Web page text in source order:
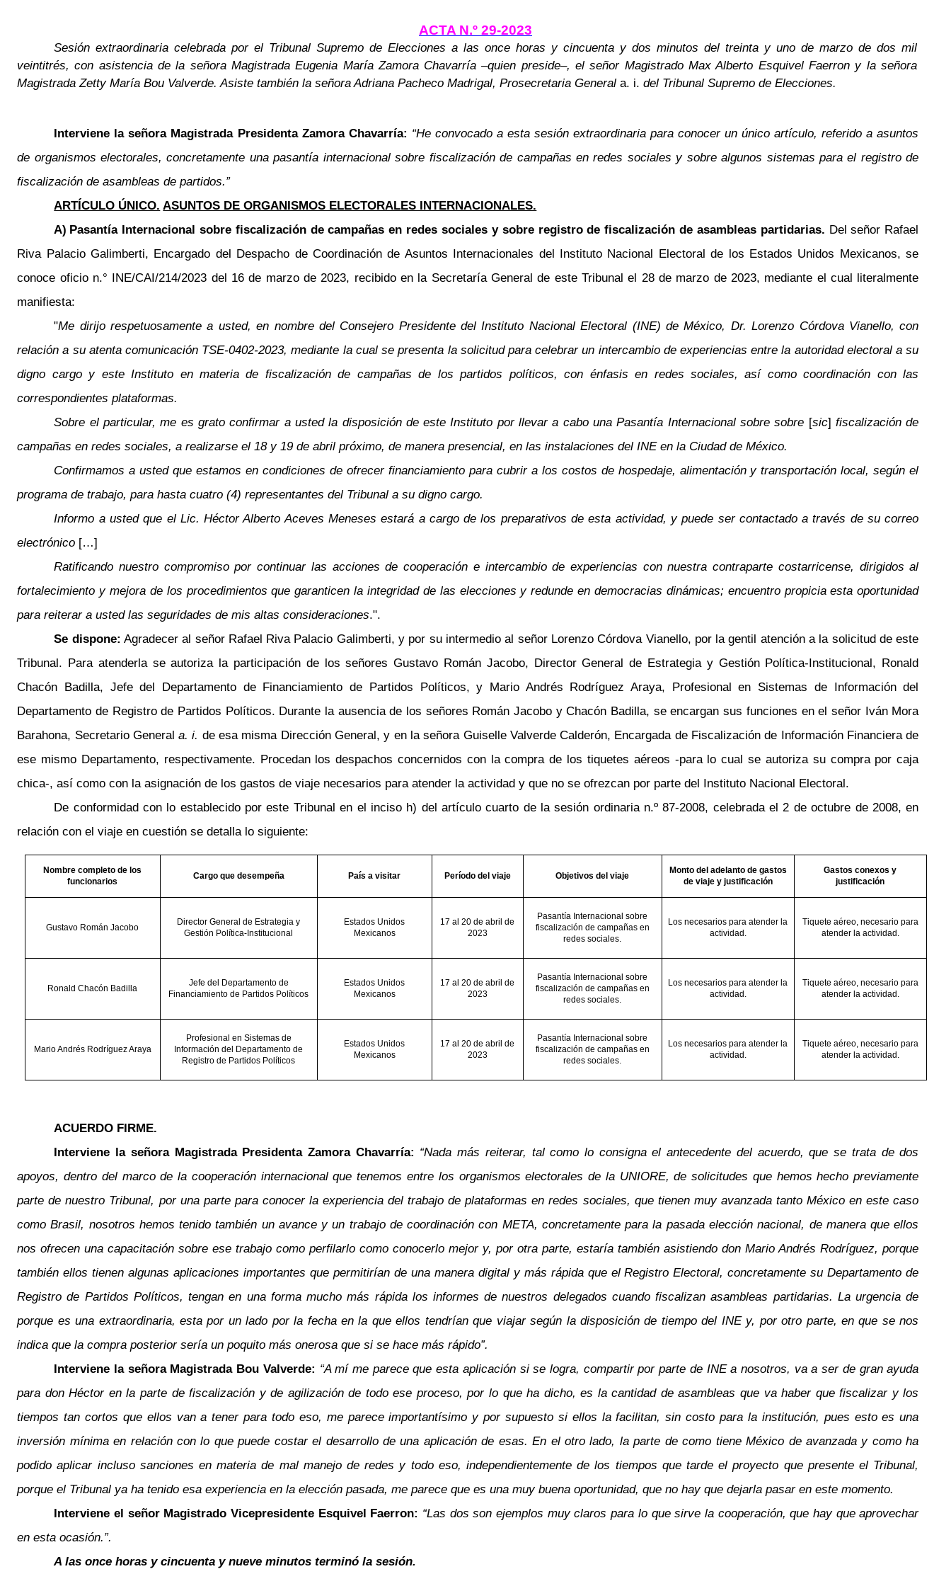
ACTA N.º 29-2023
Sesión extraordinaria celebrada por el Tribunal Supremo de Elecciones a lasonce horas y cincuenta y dos minutosdel treinta y uno de marzo de dos mil
veintitrés, con asistencia de la señora Magistrada Eugenia María Zamora Chavarría –quien preside–, el señor Magistrado Max Alberto Esquivel Faerron y la señora
Magistrada Zetty María Bou Valverde. Asiste también la señora Adriana Pacheco Madrigal, Prosecretaria General a. i. del Tribunal Supremo de Elecciones.
Interviene la señora Magistrada Presidenta Zamora Chavarría: “He convocado a esta sesión extraordinaria para conocer un único artículo, referido a asuntos
de organismos electorales, concretamente una pasantía internacional sobre fiscalización de campañas en redes sociales y sobre algunos sistemas para el registro de
fiscalización de asambleas de partidos.”
ARTÍCULO ÚNICO. ASUNTOS DE ORGANISMOS ELECTORALES INTERNACIONALES.
A) Pasantía Internacional sobre fiscalización de campañas en redes sociales y sobre registro de fiscalización de asambleas partidarias. Del señor Rafael
Riva Palacio Galimberti, Encargado del Despacho de Coordinación de Asuntos Internacionales del Instituto Nacional Electoral de los Estados Unidos Mexicanos, se
conoce oficio n.° INE/CAI/214/2023 del 16 de marzo de 2023, recibido en la Secretaría General de este Tribunal el 28 de marzo de 2023, mediante el cual literalmente
manifiesta:
"Me dirijo respetuosamente a usted, en nombre del Consejero Presidente del Instituto Nacional Electoral (INE) de México, Dr. Lorenzo Córdova Vianello, con
relación a su atenta comunicación TSE-0402-2023, mediante la cual se presenta la solicitud para celebrar un intercambio de experiencias entre la autoridad electoral a su
digno cargo y este Instituto en materia de fiscalización de campañas de los partidos políticos, con énfasis en redes sociales, así como coordinación con las
correspondientes plataformas.
Sobre el particular, me es grato confirmar a usted la disposición de este Instituto por llevar a cabo una Pasantía Internacional sobre sobre [sic] fiscalización de
campañas en redes sociales, a realizarse el 18 y 19 de abril próximo, de manera presencial, en las instalaciones del INE en la Ciudad de México.
Confirmamos a usted que estamos en condiciones de ofrecer financiamiento para cubrir a los costos de hospedaje, alimentación y transportación local, según el
programa de trabajo, para hasta cuatro (4) representantes del Tribunal a su digno cargo.
Informo a usted que el Lic. Héctor Alberto Aceves Meneses estará a cargo de los preparativos de esta actividad, y puede ser contactado a través de su correo
electrónico […]
Ratificando nuestro compromiso por continuar las acciones de cooperación e intercambio de experiencias con nuestra contraparte costarricense, dirigidos al
fortalecimiento y mejora de los procedimientos que garanticen la integridad de las elecciones y redunde en democracias dinámicas; encuentro propicia esta oportunidad
para reiterar a usted las seguridades de mis altas consideraciones.".
Se dispone: Agradecer al señor Rafael Riva Palacio Galimberti, y por su intermedio al señor Lorenzo Córdova Vianello, por la gentil atención a la solicitud de este
Tribunal. Para atenderla se autoriza la participación de los señores Gustavo Román Jacobo, Director General de Estrategia y Gestión Política-Institucional, Ronald
Chacón Badilla, Jefe del Departamento de Financiamiento de Partidos Políticos, y Mario Andrés Rodríguez Araya, Profesional en Sistemas de Información del
Departamento de Registro de Partidos Políticos. Durante la ausencia de los señores Román Jacobo y Chacón Badilla, se encargan sus funciones en el señor Iván Mora
Barahona, Secretario Generala. i. de esa misma Dirección General, y en la señora Guiselle Valverde Calderón, Encargada de Fiscalización de Información Financiera de
ese mismo Departamento, respectivamente. Procedan los despachos concernidos con la compra de los tiquetes aéreos -para lo cual se autoriza su compra por caja
chica-, así como con la asignación de los gastos de viaje necesarios para atender la actividad y que no se ofrezcan por parte del Instituto Nacional Electoral.
De conformidad con lo establecido por este Tribunal en el inciso h) del artículo cuarto de la sesión ordinaria n.º 87-2008, celebrada el 2 de octubre de 2008, en
relación con el viaje en cuestión se detalla lo siguiente:
Nombre completo de los
funcionarios
Cargo que desempeña País a visitar Período del viaje Objetivos del viaje
Monto del adelanto de gastos
de viaje y justificación
Gastos conexos y
justificación
Gustavo Román Jacobo
Director General de Estrategia y
Gestión Política-Institucional
Estados Unidos
Mexicanos
17 al 20 de abril de
2023
Pasantía Internacional sobre
fiscalización de campañas en
redes sociales.
Los necesarios para atender la
actividad.
Tiquete aéreo, necesario para
atender la actividad.
Ronald Chacón Badilla
Jefe del Departamento de
Financiamiento de Partidos Políticos
Estados Unidos
Mexicanos
17 al 20 de abril de
2023
Pasantía Internacional sobre
fiscalización de campañas en
redes sociales.
Los necesarios para atender la
actividad.
Tiquete aéreo, necesario para
atender la actividad.
Mario Andrés Rodríguez Araya
Profesional en Sistemas de
Información del Departamento de
Registro de Partidos Políticos
Estados Unidos
Mexicanos
17 al 20 de abril de
2023
Pasantía Internacional sobre
fiscalización de campañas en
redes sociales.
Los necesarios para atender la
actividad.
Tiquete aéreo, necesario para
atender la actividad.
ACUERDO FIRME.
Interviene la señora Magistrada Presidenta Zamora Chavarría: “Nada más reiterar, tal como lo consigna el antecedente del acuerdo, que se trata de dos
apoyos, dentro del marco de la cooperación internacional que tenemos entre los organismos electorales de la UNIORE, de solicitudes que hemos hecho previamente
parte de nuestro Tribunal, por una parte para conocer la experiencia del trabajo de plataformas en redes sociales, que tienen muy avanzada tanto México en este caso
como Brasil, nosotros hemos tenido también un avance y un trabajo de coordinación con META, concretamente para la pasada elección nacional, de manera que ellos
nos ofrecen una capacitación sobre ese trabajo como perfilarlo como conocerlo mejor y, por otra parte, estaría también asistiendo don Mario Andrés Rodríguez, porque
también ellos tienen algunas aplicaciones importantes que permitirían de una manera digital y más rápida que el Registro Electoral, concretamente su Departamento de
Registro de Partidos Políticos, tengan en una forma mucho más rápida los informes de nuestros delegados cuando fiscalizan asambleas partidarias. La urgencia de
porque es una extraordinaria, esta por un lado por la fecha en la que ellos tendrían que viajar según la disposición de tiempo del INE y, por otro parte, en que se nos
indica que la compra posterior sería un poquito más onerosa que si se hace más rápido”.
Interviene la señora Magistrada Bou Valverde: “A mí me parece que esta aplicación si se logra, compartir por parte de INE a nosotros, va a ser de gran ayuda
para don Héctor en la parte de fiscalización y de agilización de todo ese proceso, por lo que ha dicho, es la cantidad de asambleas que va haber que fiscalizar y los
tiempos tan cortos que ellos van a tener para todo eso, me parece importantísimo y por supuesto si ellos la facilitan, sin costo para la institución, pues esto es una
inversión mínima en relación con lo que puede costar el desarrollo de una aplicación de esas. En el otro lado, la parte de como tiene México de avanzada y como ha
podido aplicar incluso sanciones en materia de mal manejo de redes y todo eso, independientemente de los tiempos que tarde el proyecto que presente el Tribunal,
porque el Tribunal ya ha tenido esa experiencia en la elección pasada, me parece que es una muy buena oportunidad, que no hay que dejarla pasar en este momento.
Interviene el señor Magistrado Vicepresidente Esquivel Faerron: “Las dos son ejemplos muy claros para lo que sirve la cooperación, que hay que aprovechar
en esta ocasión.”.
A las once horas y cincuenta y nueve minutos terminó la sesión.